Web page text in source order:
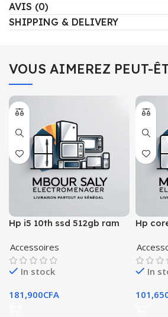
AVIS (0)
SHIPPING & DELIVERY
VOUS AIMEREZ PEUT-
Hp i5 10th ssd 512gb ram
Accessoires
In stock
181,900CFA
Hp
In